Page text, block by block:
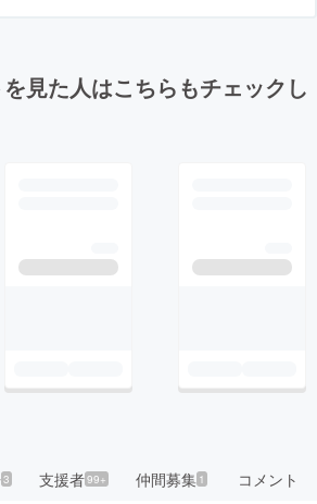
見た人はこちらもチェックし
3 支援者99+ 仲間募集 1 コメント